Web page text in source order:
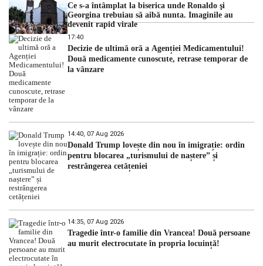
Ce s-a întâmplat la biserica unde Ronaldo şi
Georgina trebuiau să aibă nunta. Imaginile au
devenit rapid virale
17:40
Decizie de ultimă oră a Agenției Medicamentului!
Două medicamente cunoscute, retrase temporar de
la vânzare
14:40, 07 Aug 2026
Donald Trump lovește din nou în imigrație: ordin
pentru blocarea „turismului de naștere” și
restrângerea cetățeniei
14:35, 07 Aug 2026
Tragedie într-o familie din Vrancea! Două persoane
au murit electrocutate în propria locuință!